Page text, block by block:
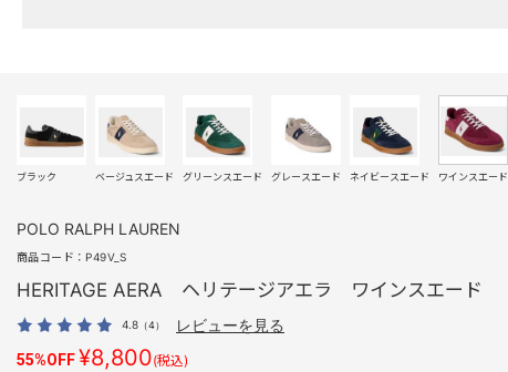
ブラック ベージュスエード グリーンスエード グレースエード ネイビースエード ワインスエード
POLO RALPH LAUREN
商品コード：P49V_S
HERITAGE AERA ヘリテージアエラ ワインスエード
4.8 （4） レビューを見る
55%OFF¥8,800(税込)